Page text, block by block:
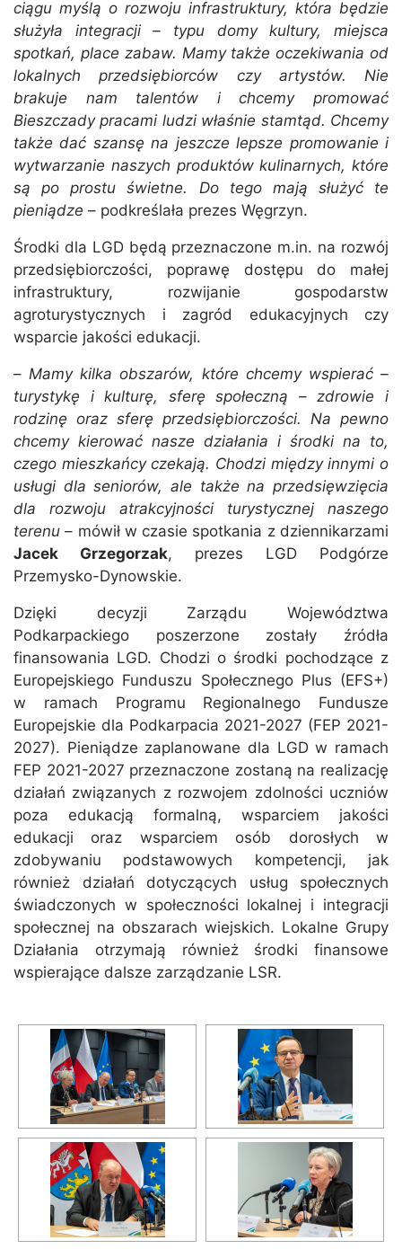
ciągu myślą o rozwoju infrastruktury, która będzie
służyła integracji – typu domy kultury, miejsca
spotkań, place zabaw. Mamy także oczekiwania od
lokalnych przedsiębiorców czy artystów. Nie
brakuje nam talentów i chcemy promować
Bieszczady pracami ludzi właśnie stamtąd. Chcemy
także dać szansę na jeszcze lepsze promowanie i
wytwarzanie naszych produktów kulinarnych, które
są po prostu świetne. Do tego mają służyć te
pieniądze – podkreślała prezes Węgrzyn.
Środki dla LGD będą przeznaczone m.in. na rozwój
przedsiębiorczości, poprawę dostępu do małej
infrastruktury, rozwijanie gospodarstw
agroturystycznych i zagród edukacyjnych czy
wsparcie jakości edukacji.
–Mamy kilka obszarów, które chcemy wspierać –
turystykę i kulturę, sferę społeczną – zdrowie i
rodzinę oraz sferę przedsiębiorczości. Na pewno
chcemy kierować nasze działania i środki na to,
czego mieszkańcy czekają. Chodzi między innymi o
usługi dla seniorów, ale także na przedsięwzięcia
dla rozwoju atrakcyjności turystycznej naszego
terenu – mówił w czasie spotkania z dziennikarzami
Jacek Grzegorzak, prezes LGD Podgórze
Przemysko-Dynowskie.
Dzięki decyzji Zarządu Województwa
Podkarpackiego poszerzone zostały źródła
finansowania LGD. Chodzi o środki pochodzące z
Europejskiego Funduszu Społecznego Plus (EFS+)
w ramach Programu Regionalnego Fundusze
Europejskie dla Podkarpacia 2021-2027 (FEP 2021-
2027). Pieniądze zaplanowane dla LGD w ramach
FEP 2021-2027 przeznaczone zostaną na realizację
działań związanych z rozwojem zdolności uczniów
poza edukacją formalną, wsparciem jakości
edukacji oraz wsparciem osób dorosłych w
zdobywaniu podstawowych kompetencji, jak
również działań dotyczących usług społecznych
świadczonych w społeczności lokalnej i integracji
społecznej na obszarach wiejskich. Lokalne Grupy
Działania otrzymają również środki finansowe
wspierające dalsze zarządzanie LSR.